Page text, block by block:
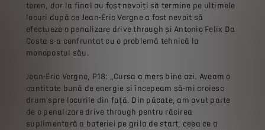
teren, dar la final au fost nevoiți să termine pe ultimele
locuri după ce Jean-Éric Vergne a fost nevoit să
efectueze o penalizare drive through și Antonio Felix Da
Costa s-a confruntat cu o problemă tehnică la
monopostul său.
Jean-Éric Vergne, P18: „Cursa a mers bine azi. Aveam o
cantitate bună de energie și începeam să-mi croiesc
drum spre locurile din față. Din păcate, am avut parte
de o penalizare drive through pentru răcirea
suplimentară a bateriei pe grila de start, ceea ce a